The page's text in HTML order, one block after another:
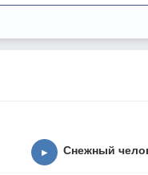
▶ Снежный